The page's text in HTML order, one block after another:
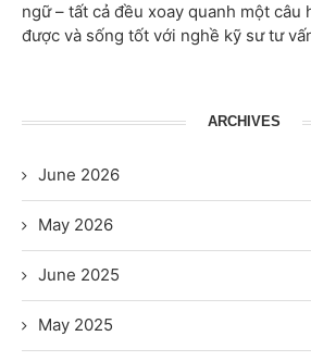
ngữ – tất cả đều xoay quanh một câu
được và sống tốt với nghề kỹ sư tư
ARCHIVES
June 2026
May 2026
June 2025
May 2025